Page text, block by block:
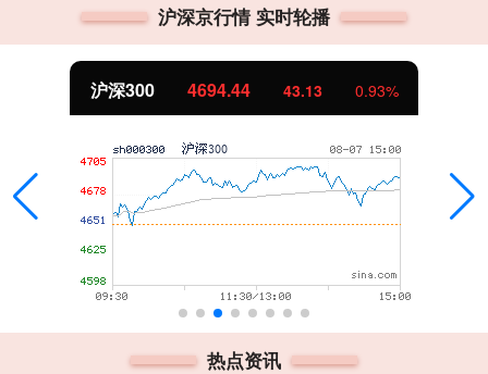
沪深京行情 实时轮播
沪深300 4694.44 43.13 0.93%
热点资讯